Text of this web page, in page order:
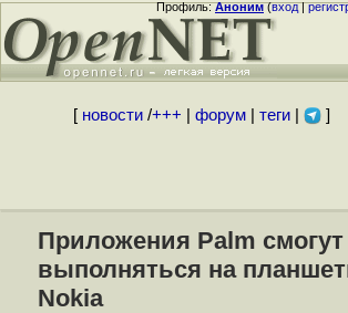
Профиль:Аноним(вход|
[ новости/+++ форум| теги| ]
Приложения Palm смогут
выполняться на
Nokia